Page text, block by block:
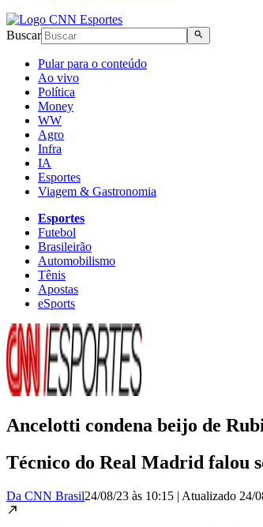
Buscar
Pular para o conteúdo
Ao vivo
Política
Money
WW
Agro
Infra
IA
Esportes
Viagem & Gastronomia
Esportes
Futebol
Brasileirão
Automobilismo
Tênis
Apostas
eSports
Ancelotti condena beijo de
Técnico do Real Madrid falou
Da CNN Brasil24/08/23 às 10:15 | Atualizado 24/